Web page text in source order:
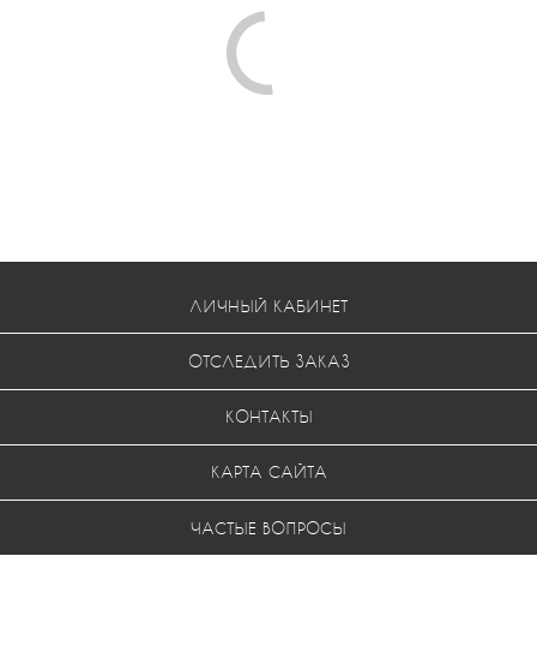
ЛИЧНЫЙ КАБИНЕТ
ОТСЛЕДИТЬ ЗАКАЗ
КОНТАКТЫ
КАРТА САЙТА
ЧАСТЫЕ ВОПРОСЫ